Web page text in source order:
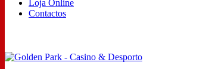
Loja Online
Contactos